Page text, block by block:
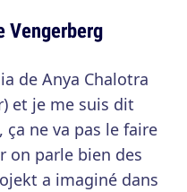
Vengerberg
de Anya Chalotra
et je me suis dit
ça ne va pas le faire
on parle bien des
a imaginé dans